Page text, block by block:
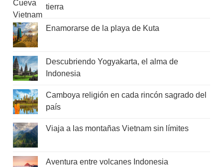
tierra
Enamorarse de la playa de Kuta
Descubriendo Yogyakarta, el alma de
Indonesia
Camboya religión en cada rincón sagrado del
país
Viaja a las montañas Vietnam sin límites
Aventura entre volcanes Indonesia